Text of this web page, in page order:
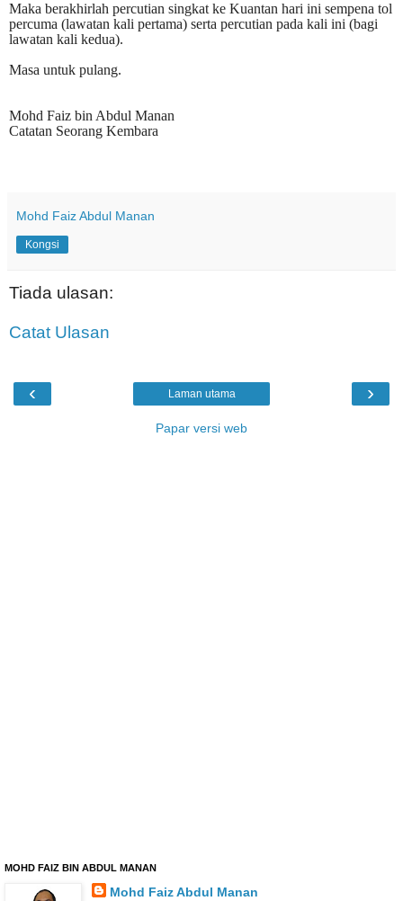
Maka berakhirlah percutian singkat ke Kuantan hari ini sempena tol
percuma (lawatan kali pertama) serta percutian pada kali ini (bagi
lawatan kali kedua).
Masa untuk pulang.
Mohd Faiz bin Abdul Manan
Catatan Seorang Kembara
Mohd Faiz Abdul Manan
Kongsi
Tiada ulasan:
Catat Ulasan
‹ ›
Laman utama
Papar versi web
MOHD FAIZ BIN ABDUL MANAN
Mohd Faiz Abdul Manan